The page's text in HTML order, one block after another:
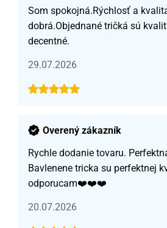
Som spokojná.Rýchlosť a
dobrá.Objednané tričká sú
decentné.
29.07.2026
Overený zákazník
Rychle dodanie tovaru.
Bavlenene tricka su perfektnej
odporucam❤️❤️❤️
20.07.2026